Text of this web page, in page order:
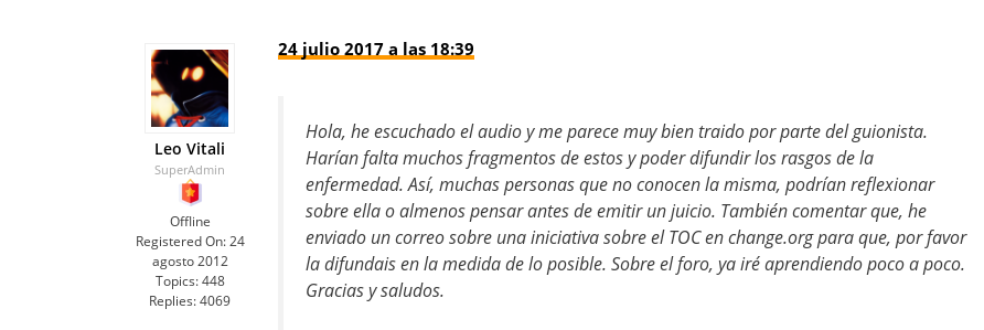
Leo Vitali
SuperAdmin
Offline
Registered On: 24
agosto 2012
Topics: 448
Replies:4069
24 julio 2017 a las 18:39
Hola, he escuchado el audio y me parece muy bien traido por parte del guionista.
Harían falta muchos fragmentos de estos y poder difundir los rasgos de la
enfermedad. Así, muchas personas que no conocen la misma, podrían reflexionar
sobre ella o almenos pensar antes de emitir un juicio. También comentar que, he
enviado un correo sobre una iniciativa sobre el TOC en change.org para que, por favor
la difundais en la medida de lo posible. Sobre el foro, ya iré aprendiendo poco a poco.
Gracias y saludos.